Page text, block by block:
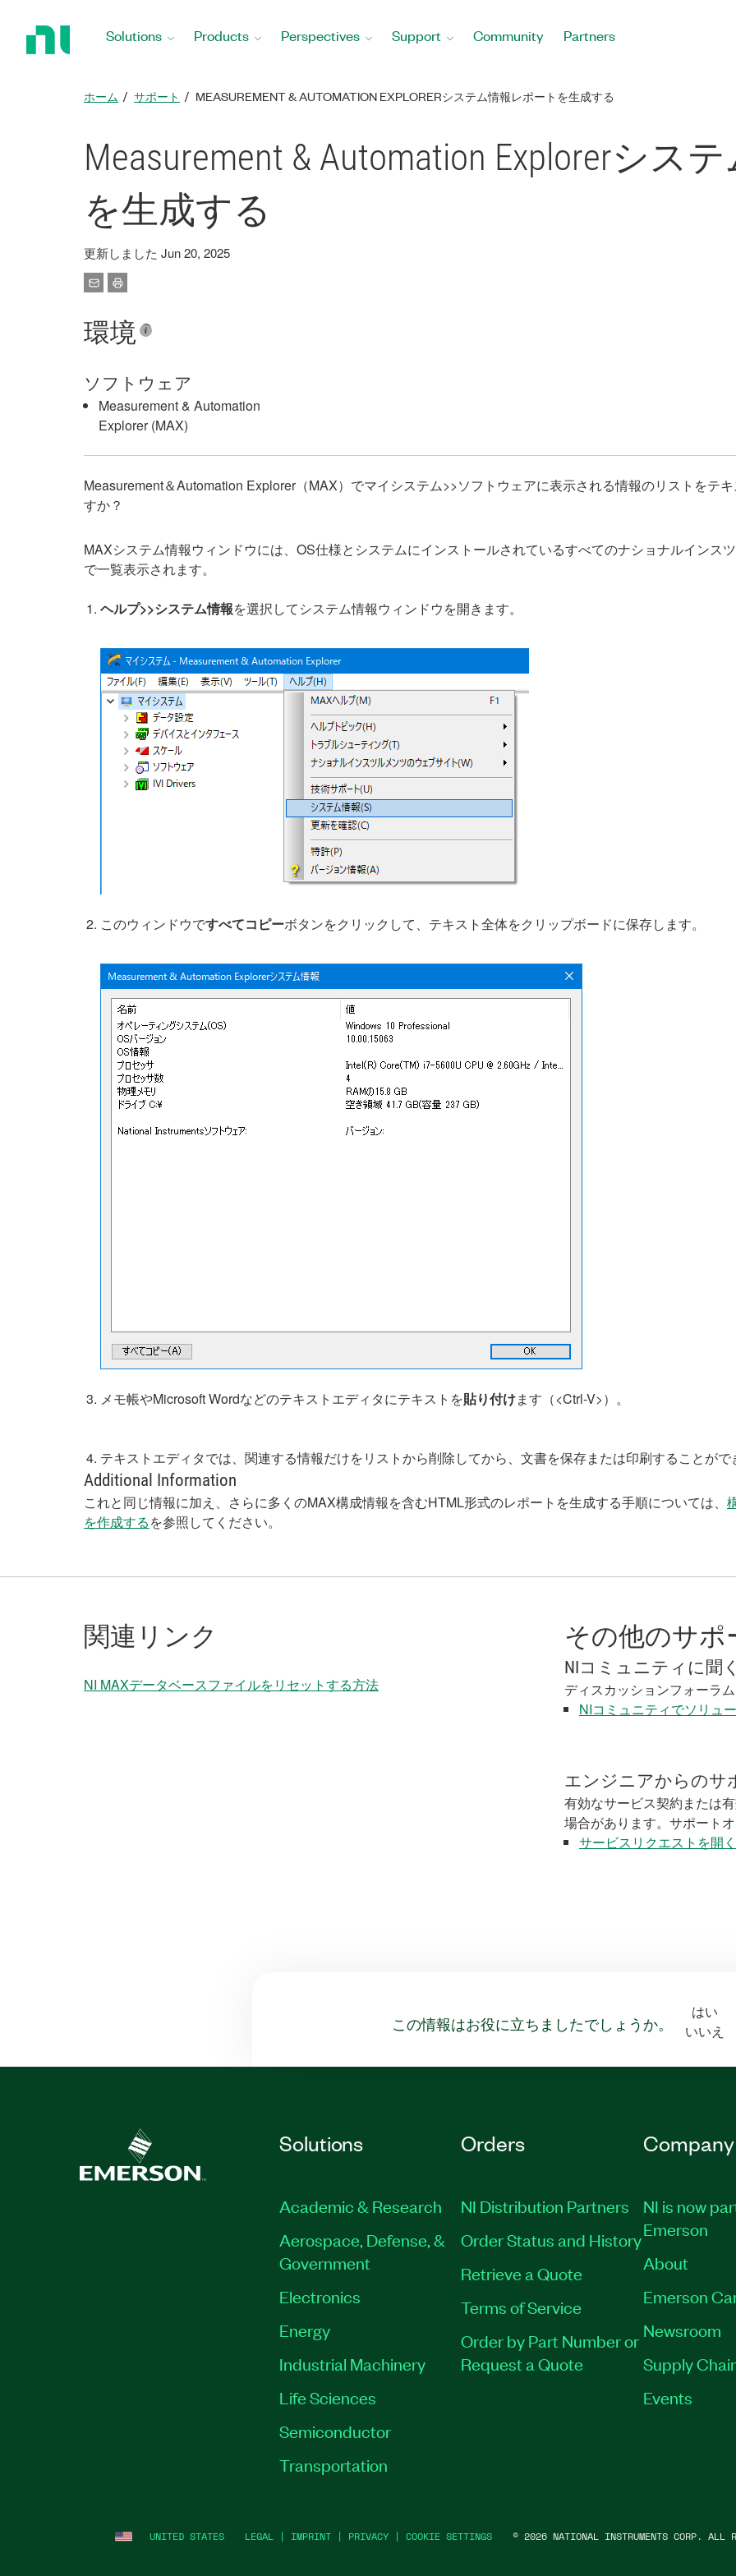
Solutions Products Perspectives Support Community Partners
ホーム サポート MEASUREMENT & AUTOMATION EXPLORERシステム情報レポートを生成する
Measurement & Automation Explorerシス
を生成する
更新しました Jun 20, 2025
環境
ソフトウェア
Measurement & Automation
Explorer (MAX)
Measurement＆Automation Explorer（MAX）でマイシステム>>ソフトウェアに表示される情報のリストをテ
すか？
MAXシステム情報ウィンドウには、OS仕様とシステムにインストールされているすべてのナショナルインス
で一覧表示されます。
ヘルプ>>システム情報を選択してシステム情報ウィンドウを開きます。
このウィンドウですべてコピーボタンをクリックして、テキスト全体をクリップボードに保存します。
メモ帳やMicrosoft Wordなどのテキストエディタにテキストを貼り付けます（<Ctrl-V>）。
テキストエディタでは、関連する情報だけをリストから削除してから、文書を保存または印刷することがで
Additional Information
これと同じ情報に加え、さらに多くのMAX構成情報を含むHTML形式のレポートを生成する手順については、
を作成するを参照してください。
関連リンク
NI MAXデータベースファイルをリセットする方法
その他のサ
NIコミュニティに聞
ディスカッションフォーラ
NIコミュニティでソリュ
エンジニアからのサ
有効なサービス契約または
場合があります。サポート
サービスリクエストを開く
この情報はお役に立ちましたでしょうか。
はい
いいえ
Solutions
Academic & Research
Aerospace, Defense, &
Government
Electronics
Energy
Industrial Machinery
Life Sciences
Semiconductor
Transportation
Orders
NI Distribution Partners
Order Status and History
Retrieve a Quote
Terms of Service
Order by Part Number or
Request a Quote
Company
NI is now
Emerson
About
Emerson
Newsroom
Supply
Events
UNITED STATES LEGAL | IMPRINT | PRIVACY | COOKIE SETTINGS © 2026 NATIONAL INSTRUMENTS CORP. ALL